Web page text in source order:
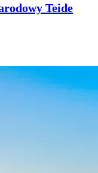
Teide